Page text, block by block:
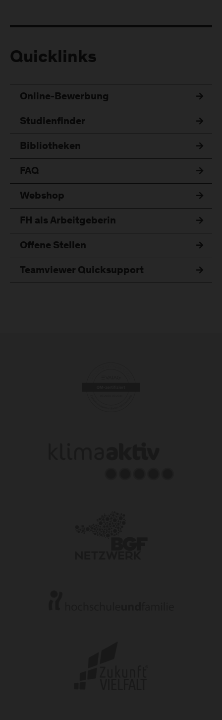
Quicklinks
Online-Bewerbung
Studienfinder
Bibliotheken
FAQ
Webshop
FH als Arbeitgeberin
Offene Stellen
Teamviewer Quicksupport